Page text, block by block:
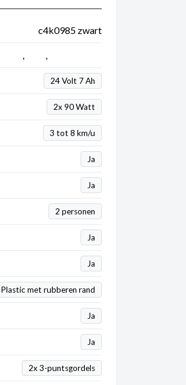
c4k0985 zwart
, ,
24 Volt 7 Ah
2x 90 Watt
3 tot 8 km/u
Ja
Ja
2 personen
Ja
Ja
Plastic met rubberen rand
Ja
Ja
2x 3-puntsgordels